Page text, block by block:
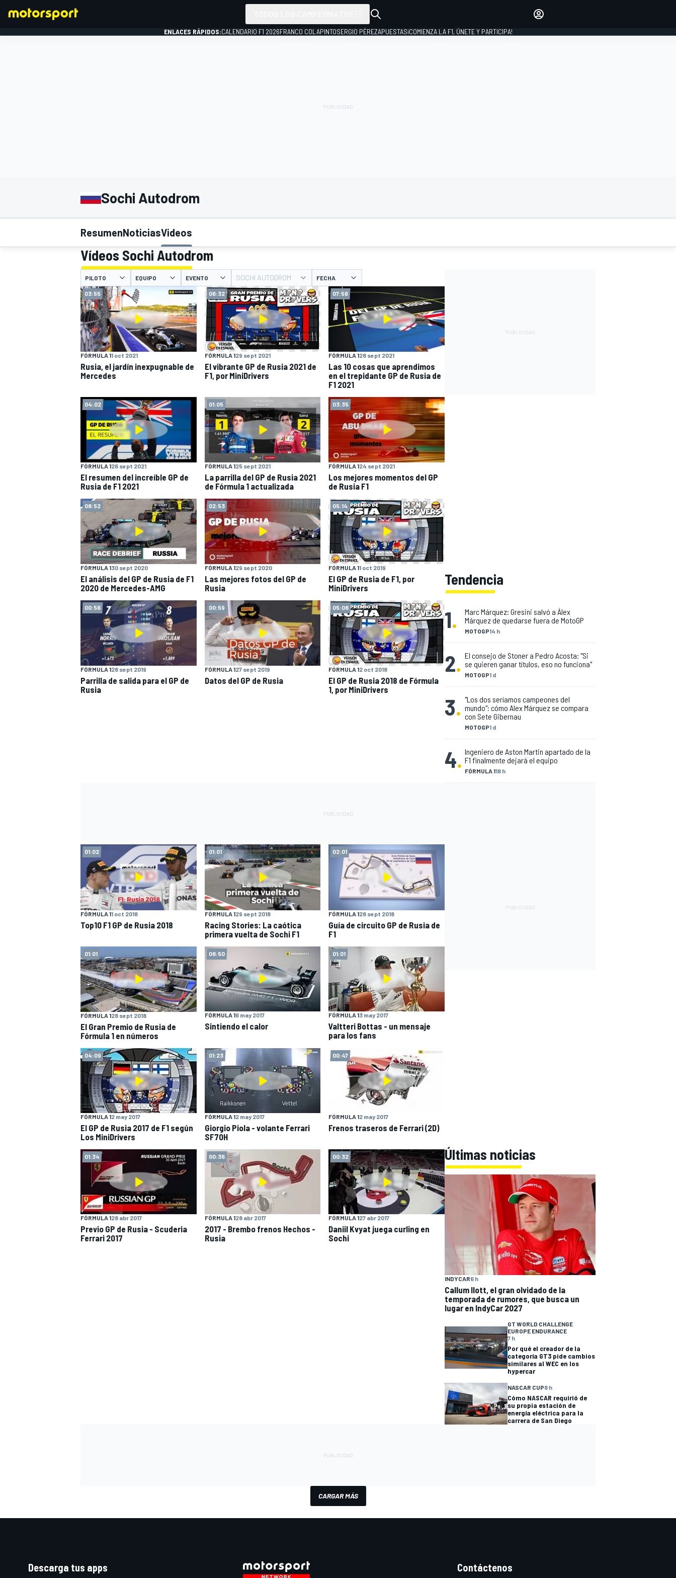
NASCAR CUP
FÓRMULA E
INICIAR SESIÓN
ENLACES RÁPIDOS:CALENDARIO F1 2026FRANCO COLAPINTOSERGIO PÉREZAPUESTAS¡COMIENZA LA F1, ÚNETE Y PARTICIPA!
Sochi Autodrom
ResumenNoticiasVideos
Vídeos Sochi Autodrom
PILOTO EQUIPO EVENTO SOCHI AUTODROM FECHA
03:55
FÓRMULA 11 oct 2021
Rusia, el jardín inexpugnable de
Mercedes
06:32
FÓRMULA 129 sept 2021
El vibrante GP de Rusia 2021 de
F1, por MiniDrivers
07:56
FÓRMULA 128 sept 2021
Las 10 cosas que aprendimos
en el trepidante GP de Rusia de
F1 2021
04:02
FÓRMULA 126 sept 2021
El resumen del increíble GP de
Rusia de F1 2021
01:05
FÓRMULA 125 sept 2021
La parrilla del GP de Rusia 2021
de Fórmula 1 actualizada
03:35
FÓRMULA 124 sept 2021
Los mejores momentos del GP
de Rusia F1
08:52
FÓRMULA 130 sept 2020
El análisis del GP de Rusia de F1
2020 de Mercedes-AMG
02:53
FÓRMULA 129 sept 2020
Las mejores fotos del GP de
Rusia
05:14
FÓRMULA 11 oct 2019
El GP de Rusia de F1, por
MiniDrivers
00:56
FÓRMULA 128 sept 2019
Parrilla de salida para el GP de
Rusia
00:59
FÓRMULA 127 sept 2019
Datos del GP de Rusia
05:08
FÓRMULA 12 oct 2018
El GP de Rusia 2018 de Fórmula
1, por MiniDrivers
Tendencia
1. MOTOGP14 h
Marc Márquez: Gresini salvó a Álex
Márquez de quedarse fuera de MotoGP
2. MOTOGP1 d
El consejo de Stoner a Pedro Acosta: "Si
se quieren ganar títulos, eso no funciona"
3.
MOTOGP1 d
"Los dos seríamos campeones del
mundo": cómo Alex Márquez se compara
con Sete Gibernau
4. FÓRMULA 118 h
Ingeniero de Aston Martin apartado de la
F1 finalmente dejará el equipo
01:02
FÓRMULA 11 oct 2018
Top10 F1 GP de Rusia 2018
01:01
FÓRMULA 129 sept 2018
Racing Stories: La caótica
primera vuelta de Sochi F1
02:01
FÓRMULA 128 sept 2018
Guía de circuito GP de Rusia de
F1
01:01
FÓRMULA 128 sept 2018
El Gran Premio de Rusia de
Fórmula 1 en números
08:50
FÓRMULA 16 may 2017
Sintiendo el calor
01:01
FÓRMULA 13 may 2017
Valtteri Bottas - un mensaje
para los fans
04:09
FÓRMULA 12 may 2017
El GP de Rusia 2017 de F1 según
Los MiniDrivers
01:23
FÓRMULA 12 may 2017
Giorgio Piola - volante Ferrari
SF70H
00:47
FÓRMULA 12 may 2017
Frenos traseros de Ferrari (2D)
01:34
FÓRMULA 128 abr 2017
Previo GP de Rusia - Scuderia
Ferrari 2017
00:36
FÓRMULA 128 abr 2017
2017 - Brembo frenos Hechos -
Rusia
00:32
FÓRMULA 127 abr 2017
Daniil Kvyat juega curling en
Sochi
Últimas noticias
INDYCAR6 h
Callum Ilott, el gran olvidado de la
temporada de rumores, que busca un
lugar en IndyCar 2027
GT WORLD CHALLENGE
EUROPE ENDURANCE
7 h
Por qué el creador de la
categoría GT3 pide cambios
similares al WEC en los
hypercar
NASCAR CUP8 h
Cómo NASCAR requirió de
su propia estación de
energía eléctrica para la
carrera de San Diego
CARGAR MÁS
Descarga tus apps Contáctenos